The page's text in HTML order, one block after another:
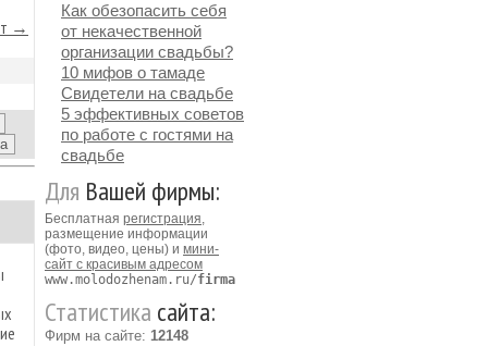
→
Как обезопасить себя
от некачественной
организации свадьбы?
10 мифов о тамаде
Свидетели на свадьбе
5 эффективных советов
по работе с гостями на
свадьбе
Для Вашей фирмы:
Бесплатная регистрация,
размещение информации
(фото, видео, цены) и мини-
сайт с красивым адресом
www.molodozhenam.ru/firma
Статистика сайта:
Фирм на сайте: 12148